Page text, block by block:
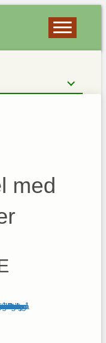
med